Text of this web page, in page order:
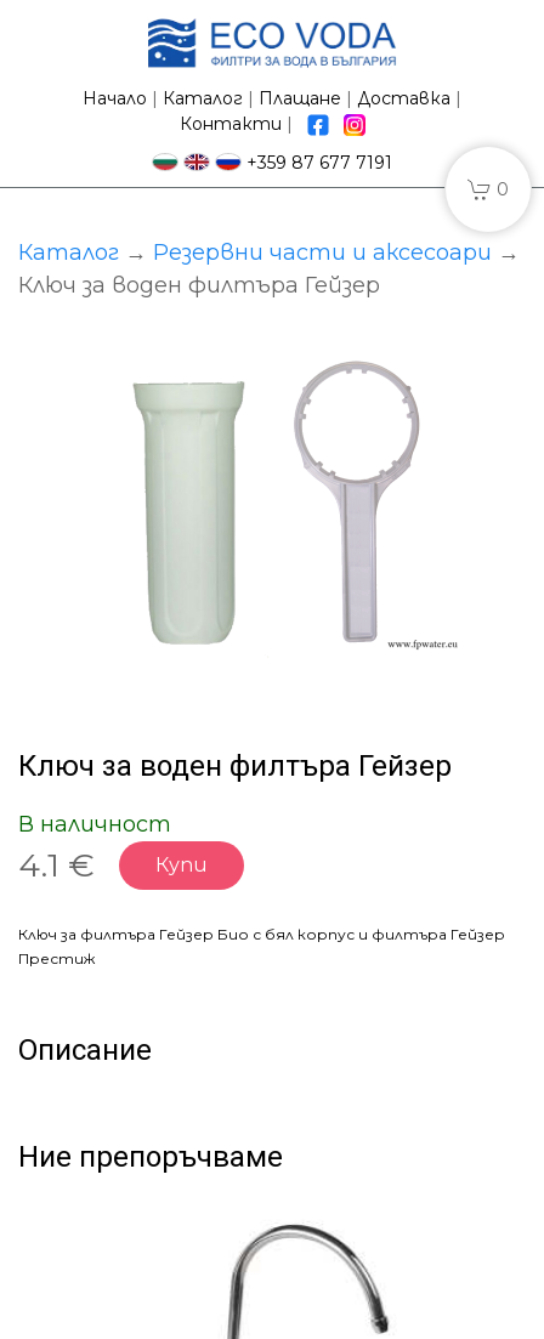
Начало | Каталог | Плащане | Доставка |
Контакти |
+359 87 677 7191
0
Каталог → Резервни части и аксесоари →
Ключ за воден филтъра Гейзер
Ключ за воден филтъра Гейзер
В наличност
4.1 € Купи
Ключ за филтъра Гейзер Био с бял корпус и филтъра Гейзер
Престиж
Описание
Ние препоръчваме